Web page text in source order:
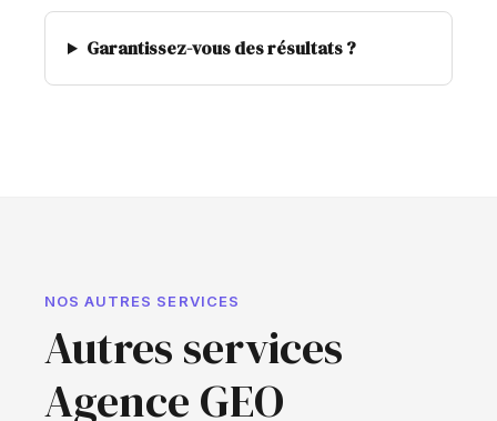
Garantissez-vous des résultats ?
NOS AUTRES SERVICES
Autres services
Agence GEO